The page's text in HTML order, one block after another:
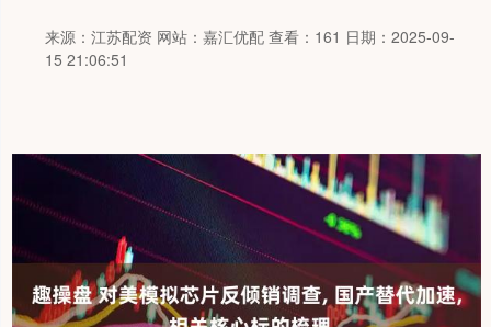
来源：江苏配资 网站：嘉汇优配 查看：161 日期：2025-09-
15 21:06:51